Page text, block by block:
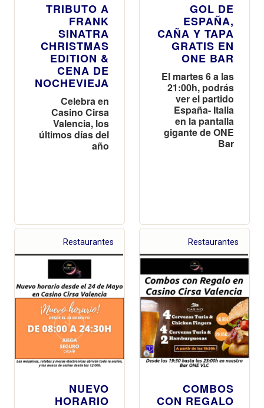
TRIBUTO A
FRANK
SINATRA
CHRISTMAS
EDITION &
CENA DE
NOCHEVIEJA
Celebra en
Casino Cirsa
Valencia, los
últimos días del
año
GOL DE
ESPAÑA,
CAÑA Y TAPA
GRATIS EN
ONE BAR
El martes 6 a las
21:00h, podrás
ver el partido
España- Italia
en la pantalla
gigante de ONE
Bar
Restaurantes
NUEVO
HORARIO
Restaurantes
COMBOS
CON REGALO